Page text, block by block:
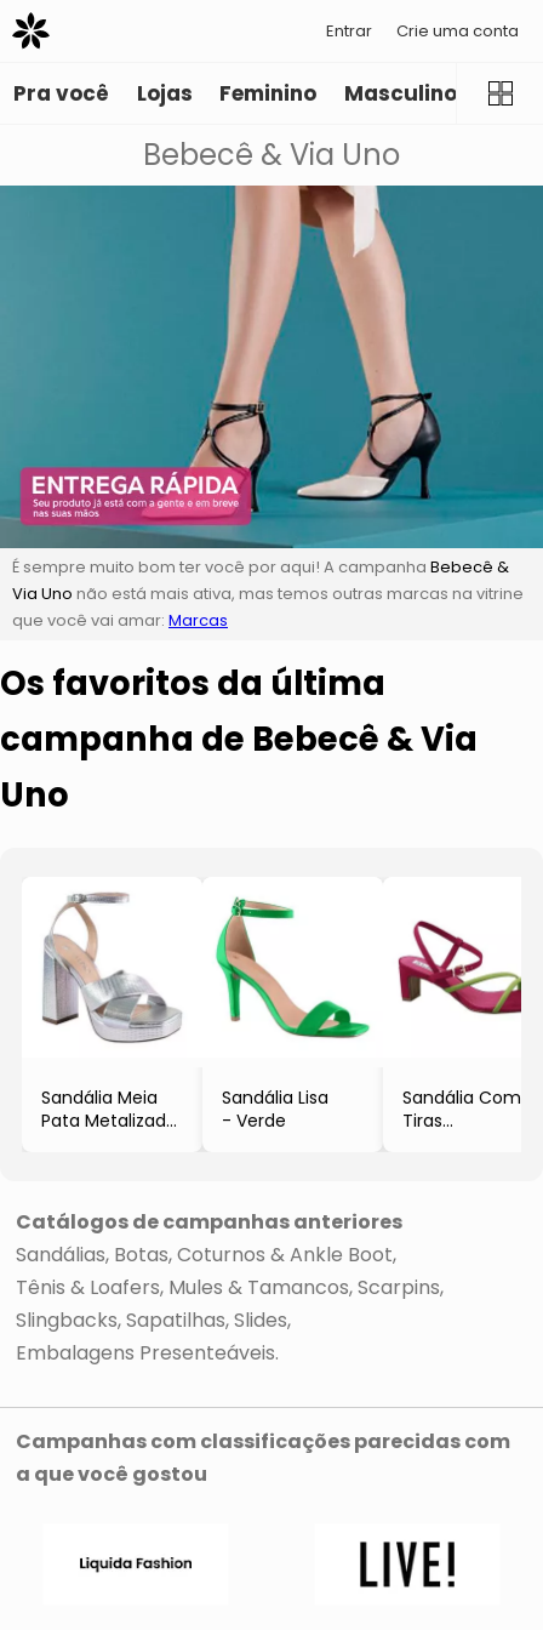
Entrar Crie uma conta
Pra você Lojas Feminino Masculino
Bebecê & Via Uno
É sempre muito bom ter você por aqui! A campanha Bebecê &
Via Uno não está mais ativa, mas temos outras marcas na vitrine
que você vai amar: Marcas
Os favoritos da última
campanha de Bebecê & Via
Uno
Sandália Meia
Pata Metalizado
Sandália Lisa
- Verde
Sandália Com
Tiras
Catálogos de campanhas anteriores
Sandálias Botas, Coturnos & Ankle Boot
Tênis & Loafers Mules & Tamancos Scarpins
Slingbacks Sapatilhas Slides
Embalagens Presenteáveis
Campanhas com classificações parecidas com
a que você gostou